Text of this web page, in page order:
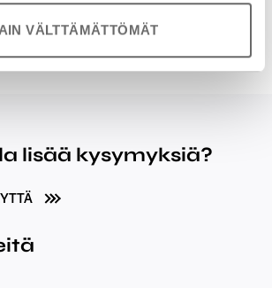
VÄLTTÄMÄTTÖMÄT
040 165 7010
lisää kysymyksiä?